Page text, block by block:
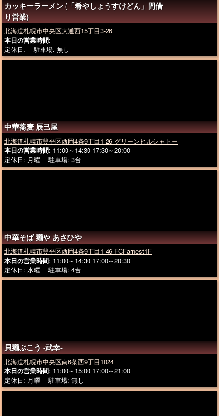
カッキーラーメン (「肴やしょうすけどん」間借
り営業)
北海道札幌市中央区大通西15丁目3-26
本日の営業時間:
定休日: 駐車場: 無し
中華蕎麦 辰巳屋
北海道札幌市豊平区西岡4条9丁目1-26 グリーンヒルシャトー
本日の営業時間: 11:00～14:30 17:30～20:00
定休日: 月曜 駐車場: 3台
中華そば 麺や あさひや
北海道札幌市豊平区西岡4条9丁目1-46 FCFarnest1F
本日の営業時間: 11:00～14:30 17:00～20:30
定休日: 水曜 駐車場: 4台
貝麺ぶこう -武幸-
北海道札幌市中央区南6条西9丁目1024
本日の営業時間: 11:00～15:00 17:00～21:00
定休日: 月曜 駐車場: 無し